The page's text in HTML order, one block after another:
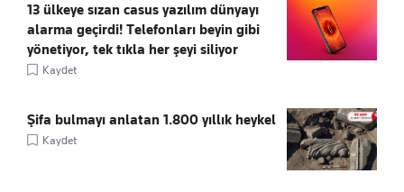
13 ülkeye sızan casus yazılım dünyayı
alarma geçirdi! Telefonları beyin gibi
yönetiyor, tek tıkla her şeyi siliyor
Kaydet
Şifa bulmayı anlatan 1.800 yıllık heykel
Kaydet